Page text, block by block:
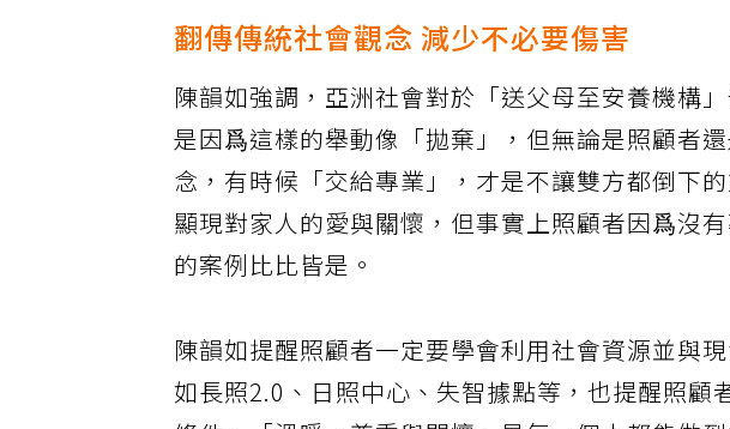
翻傳傳統社會觀念 減少不必要傷害
陳韻如強調，亞洲社會對於「送父母至安養機構
是因爲這樣的舉動像「拋棄」，但無論是照顧者
念，有時候「交給專業」，才是不讓雙方都倒下
顯現對家人的愛與關懷，但事實上照顧者因爲沒
的案例比比皆是。
陳韻如提醒照顧者一定要學會利用社會資源並與
如長照2.0、日照中心、失智據點等，也提醒照顧